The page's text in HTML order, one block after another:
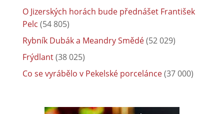
O Jizerských horách bude přednášet František
Pelc (54 805)
Rybník Dubák a Meandry Smědé(52 029)
Frýdlant(38 025)
Co se vyrábělo v Pekelské porcelánce(37 000)